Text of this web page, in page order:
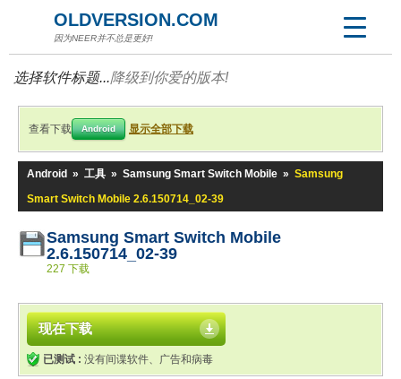
OLDVERSION.COM
因为NEER并不总是更好!
选择软件标题...降级到你爱的版本!
查看下载 Android 显示全部下载
Android » 工具 » Samsung Smart Switch Mobile » Samsung
Smart Switch Mobile 2.6.150714_02-39
Samsung Smart Switch Mobile
2.6.150714_02-39
227 下载
现在下载
已测试 : 没有间谍软件、广告和病毒